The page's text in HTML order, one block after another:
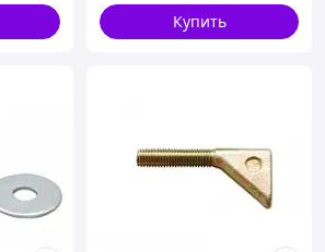
Купить